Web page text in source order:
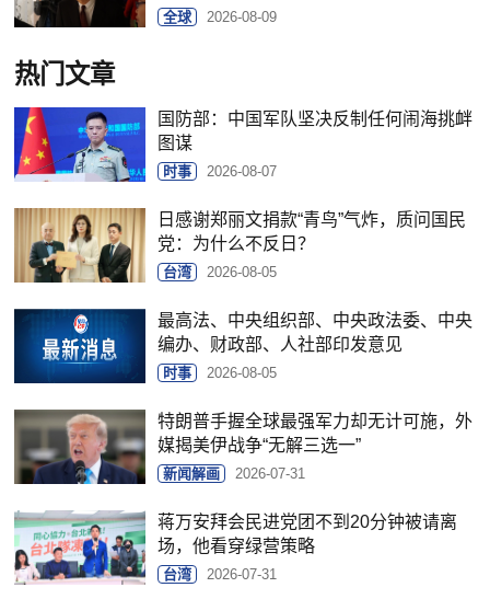
全球 2026-08-09
热门文章
国防部：中国军队坚决反制任何闹海挑衅
图谋
时事 2026-08-07
日感谢郑丽文捐款“青鸟”气炸，质问国民
党：为什么不反日？
台湾 2026-08-05
最高法、中央组织部、中央政法委、中央
编办、财政部、人社部印发意见
时事 2026-08-05
特朗普手握全球最强军力却无计可施，外
媒揭美伊战争“无解三选一”
新闻解画 2026-07-31
蒋万安拜会民进党团不到20分钟被请离
场，他看穿绿营策略
台湾 2026-07-31